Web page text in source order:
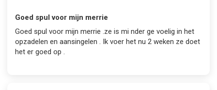
Goed spul voor mijn merrie
Goed spul voor mijn merrie .ze is mi nder ge voelig in het
opzadelen en aansingelen . Ik voer het nu 2 weken ze doet
het er goed op .